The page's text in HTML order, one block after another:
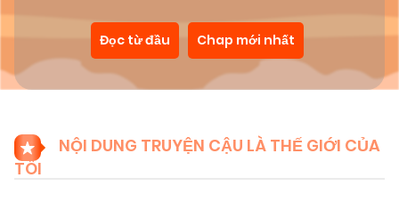
Đọc từ đầu Chap mới nhất
NỘI DUNG TRUYỆN CẬU LÀ THẾ GIỚI CỦA
TÔI